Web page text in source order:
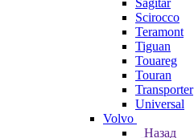
Sagitar
Scirocco
Teramont
Tiguan
Touareg
Touran
Transporter
Universal
Volvo
Назад